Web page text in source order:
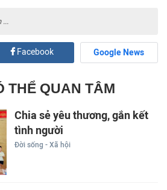
...
Facebook Google News
THỂ QUAN TÂM
Chia sẻ yêu thương, gắn kết
tình người
Đời sống - Xã hội